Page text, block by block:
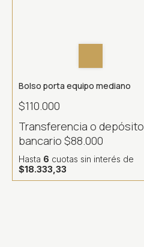
Bolso porta equipo mediano
$110.000
Transferencia o depósito
bancario $88.000
Hasta 6 cuotas sin interés de
$18.333,33